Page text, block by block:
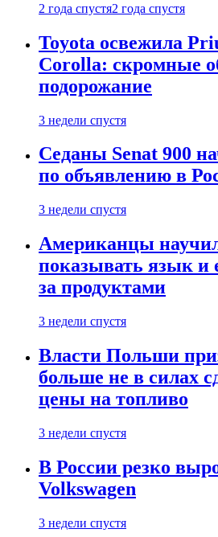
2 года спустя2 года спустя
Toyota освежила
Corolla: скромные
подорожание
3 недели спустя
Седаны Senat 900
по объявлению в
3 недели спустя
Американцы
показывать язык и
за продуктами
3 недели спустя
Власти Польши
больше не в силах
цены на топливо
3 недели спустя
В России резко
Volkswagen
3 недели спустя